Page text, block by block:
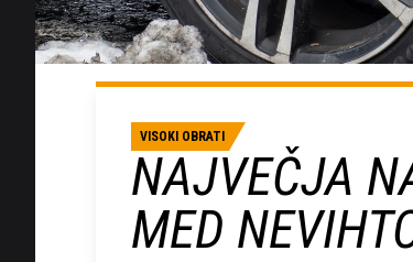
VISOKI OBRATI
NAJVEČJA
MED